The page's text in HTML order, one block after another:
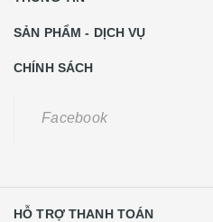
SẢN PHẨM - DỊCH VỤ
CHÍNH SÁCH
Facebook
HỖ TRỢ THANH TOÁN